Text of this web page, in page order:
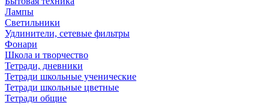
Лампы
Светильники
Удлинители, сетевые фильтры
Фонари
Школа и творчество
Тетради, дневники
Тетради школьные ученические
Тетради школьные цветные
Тетради общие